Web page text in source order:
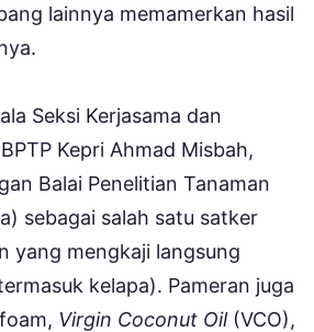
lainnya memamerkan hasil
Seksi Kerjasama dan
Kepri Ahmad Misbah,
Balai Penelitian Tanaman
sebagai salah satu satker
yang mengkaji langsung
kelapa). Pameran juga
Virgin Coconut Oil (VCO),